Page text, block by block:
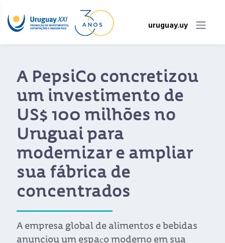
uruguay.uy
Nestlé investe US$ 35
milhões no Uruguai e
posiciona o país como
um centro de
abastecimento de café
para o mundo
no Uruguai permitiram à empresa global
desenvolver a torrefação e moagem de sua